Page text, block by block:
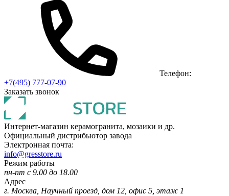
Телефон:
+7(495) 777-07-90
Заказать звонок
Интернет-магазин керамогранита, мозаики и др.
Официальный дистрибьютор завода
Электронная почта:
info@gresstore.ru
Режим работы
пн-пт с 9.00 до 18.00
Адрес
г. Москва, Научный проезд, дом 12, офис 5, этаж 1